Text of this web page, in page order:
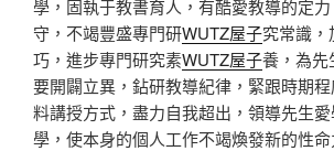
學，固執于教書育人，有酷愛教導的定
守，不竭豐盛專門研WUTZ屋子究常識，
巧，進步專門研究素WUTZ屋子養，為先
要開闢立異，鉆研教導紀律，緊跟時期
料講授方式，盡力自我超出，領導先生
學，使本身的個人工作不竭煥發新的性